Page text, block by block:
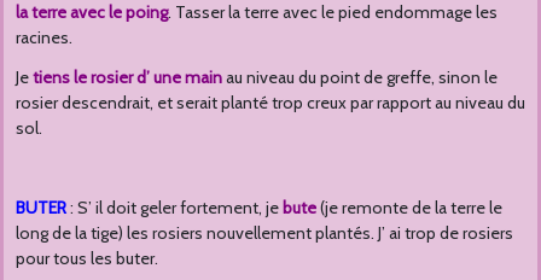
la terre avec le poing. Tasser la terre avec le pied endommage les
racines.
Jetiens le rosier d’ une mainau niveau du point de greffe, sinon le
rosier descendrait, et serait planté trop creux par rapport au niveau du
sol.
BUTER: S’ il doit geler fortement, je bute(je remonte de la terre le
long de la tige) les rosiers nouvellement plantés. J’ ai trop de rosiers
pour tous les buter.